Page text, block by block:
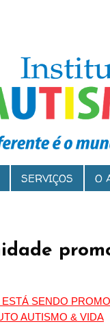
SERVIÇOS O
SENDO
AUTISMO & VIDA